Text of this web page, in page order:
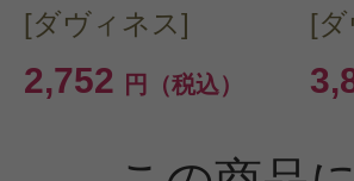
[ダヴィネス]
2,752 円（税込）
[